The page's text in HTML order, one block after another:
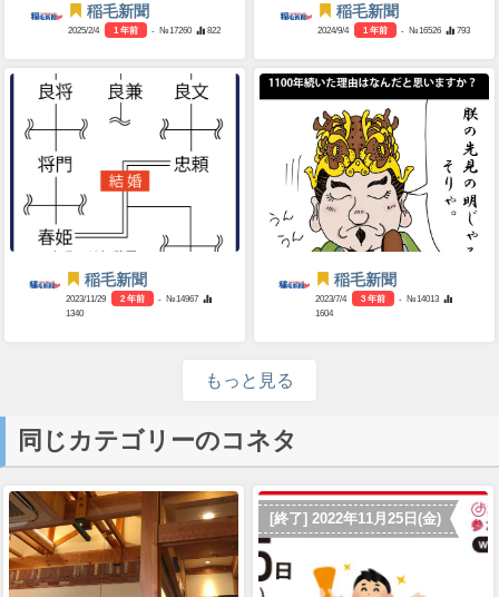
稲毛新聞
2025/2/4 1 年前 - №17260 822
稲毛新聞
2024/9/4 1 年前 - №16526 793
稲毛新聞
2023/11/29 2 年前
- №14967
1340
稲毛新聞
2023/7/4 3 年前
- №14013
1604
もっと見る
同じカテゴリーのコネタ
[終了] 2022年11月25日(金)